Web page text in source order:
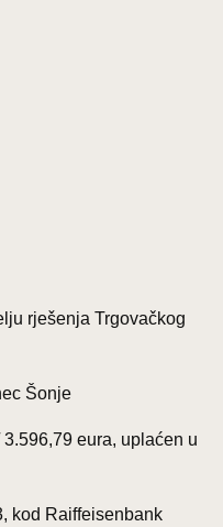
rješenja Trgovačkog
Šonje
eura, uplaćen u
kod Raiffeisenbank